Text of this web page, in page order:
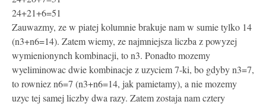
24+21+6=51
Zauwazmy, ze w piatej kolumnie brakuje nam w sumie tylko 14
(n3+n6=14). Zatem wiemy, ze najmniejsza liczba z powyzej
wymienionynch kombinacji, to n3. Ponadto mozemy
wyeliminowac dwie kombinacje z uzyciem 7-ki, bo gdyby n3=7,
to rowniez n6=7 (n3+n6=14, jak pamietamy), a nie mozemy
uzyc tej samej liczby dwa razy. Zatem zostaja nam cztery